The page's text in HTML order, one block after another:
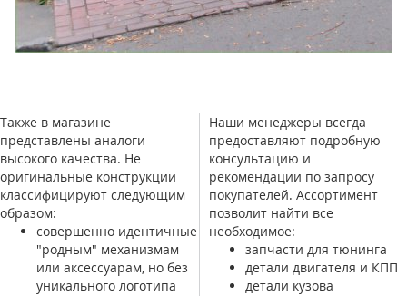
Также в магазине
представлены аналоги
высокого качества. Не
оригинальные конструкции
классифицируют следующим
образом:
совершенно идентичные
"родным" механизмам
или аксессуарам, но без
уникального логотипа
Наши менеджеры всегда
предоставляют подробную
консультацию и
рекомендации по запросу
покупателей. Ассортимент
позволит найти все
необходимое:
запчасти для тюнинга
детали двигателя и КПП
детали кузова